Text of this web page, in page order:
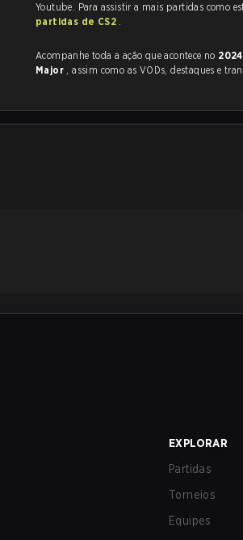
Youtube. Para assistir a mais partidas como
partidas de CS2 .
Acompanhe toda a ação que acontece no
Major
, assim como as VODs, destaques
EXPLORAR
Partidas
Torneios
Equipes